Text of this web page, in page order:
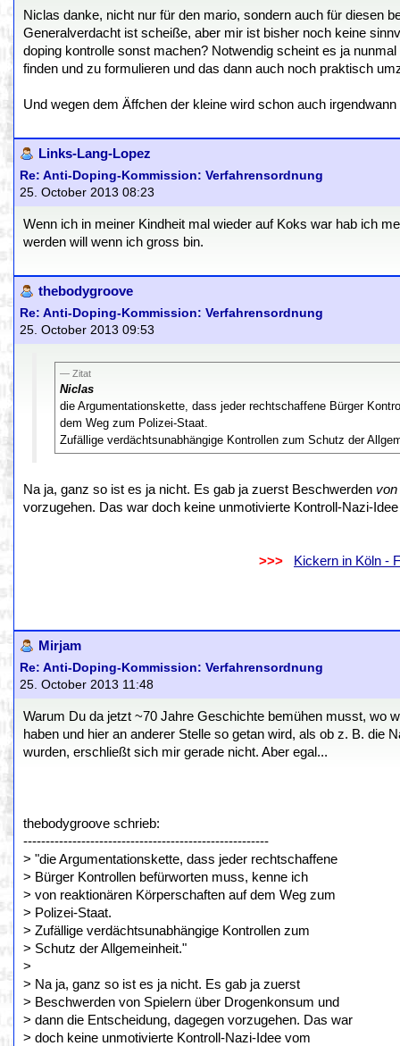
Niclas danke, nicht nur für den mario, sondern auch für diesen
Generalverdacht ist scheiße, aber mir ist bisher noch keine
doping kontrolle sonst machen? Notwendig scheint es ja
finden und zu formulieren und das dann auch noch praktisch
Und wegen dem Äffchen der kleine wird schon auch
Links-Lang-Lopez
Re: Anti-Doping-Kommission: Verfahrensordnung
25. October 2013 08:23
Wenn ich in meiner Kindheit mal wieder auf Koks war hab ich
werden will wenn ich gross bin.
thebodygroove
Re: Anti-Doping-Kommission: Verfahrensordnung
25. October 2013 09:53
Zitat
Niclas
die Argumentationskette, dass jeder rechtschaffene Bürger
dem Weg zum Polizei-Staat.
Zufällige verdächtsunabhängige Kontrollen zum Schutz der
Na ja, ganz so ist es ja nicht. Es gab ja zuerst Beschwerden von
vorzugehen. Das war doch keine unmotivierte Kontroll-Nazi-
>>>
Kickern in Köln -
Mirjam
Re: Anti-Doping-Kommission: Verfahrensordnung
25. October 2013 11:48
Warum Du da jetzt ~70 Jahre Geschichte bemühen musst, wo
haben und hier an anderer Stelle so getan wird, als ob z. B. die
wurden, erschließt sich mir gerade nicht. Aber egal...
thebodygroove schrieb:
-------------------------------------------------------
> "die Argumentationskette, dass jeder rechtschaffene
> Bürger Kontrollen befürworten muss, kenne ich
> von reaktionären Körperschaften auf dem Weg zum
> Polizei-Staat.
> Zufällige verdächtsunabhängige Kontrollen zum
> Schutz der Allgemeinheit."
>
> Na ja, ganz so ist es ja nicht. Es gab ja zuerst
> Beschwerden von Spielern über Drogenkonsum und
> dann die Entscheidung, dagegen vorzugehen. Das war
> doch keine unmotivierte Kontroll-Nazi-Idee vom